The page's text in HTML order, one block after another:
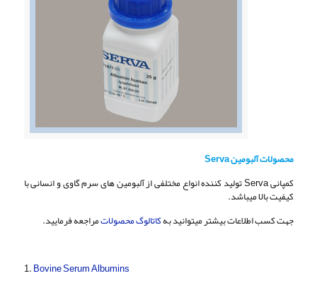
محصولات آلبومین Serva
کمپانی Serva تولید کننده انواع مختلفی از آلبومین های سرم گاوی و انسانی با
کیفیت بالا میباشد.
جهت کسب اطلاعات بیشتر میتوانید بهکاتالوگ محصولاتمراجعه فرمایید.
1.Bovine Serum Albumins